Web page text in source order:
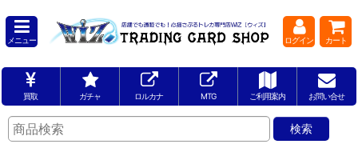
メニュー ログイン カート
買取 ガチャ ロルカナ MTG ご利用案内 お問い合せ